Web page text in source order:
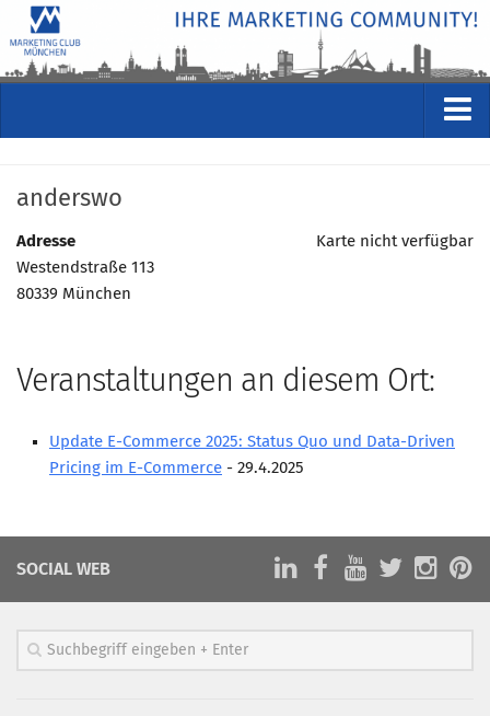
Kommende Veranstaltungen
Veranstaltungsformate
Wer wir sind
Geschäftsstelle
MarketingFrauen
Münchner Marketingpreis
Mentoring
anderswo
Karte nicht verfügbar
Adresse
Westendstraße 113
80339 München
Veranstaltungen an diesem Ort:
Update E-Commerce 2025: Status Quo und Data-Driven
Pricing im E-Commerce - 29.4.2025
SOCIAL WEB